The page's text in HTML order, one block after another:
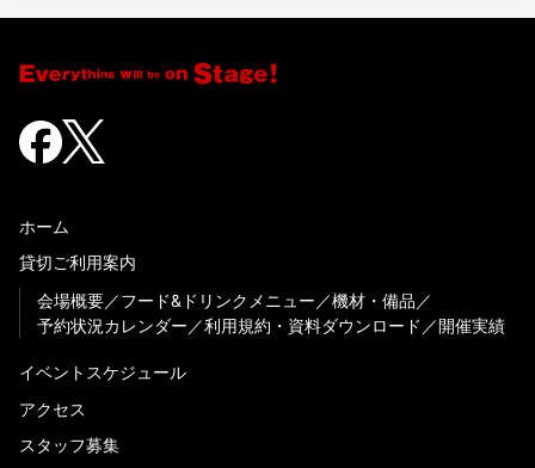
ホーム
貸切ご利用案内
会場概要
フード&ドリンクメニュー
機材・備品
予約状況カレンダー
利用規約・資料ダウンロード 開催実績
イベントスケジュール
アクセス
スタッフ募集